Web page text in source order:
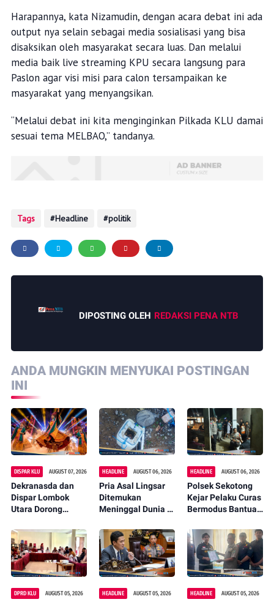
Harapannya, kata Nizamudin, dengan acara debat ini ada
output nya selain sebagai media sosialisasi yang bisa
disaksikan oleh masyarakat secara luas. Dan melalui
media baik live streaming KPU secara langsung para
Paslon agar visi misi para calon tersampaikan ke
masyarakat yang menyangsikan.
“Melalui debat ini kita menginginkan Pilkada KLU damai
sesuai tema MELBAO,” tandanya.
Tags Headline politik
DIPOSTING OLEH REDAKSI PENA NTB
ANDA MUNGKIN MENYUKAI POSTINGAN
INI
DISPAR KLU AUGUST 07, 2026
Dekranasda dan
Dispar Lombok
Utara Dorong
Lokal Lewat
Fashion Street
2026
HEADLINE AUGUST 06, 2026
Pria Asal Lingsar
Ditemukan
Meninggal Dunia di
Lembar Saat
Mencari Belut
HEADLINE AUGUST 06, 2026
Polsek Sekotong
Kejar Pelaku Curas
Bermodus Bantuan
Penculikan Anak
Dipastikan Hoaks
DPRD KLU AUGUST 05, 2026 HEADLINE AUGUST 05, 2026 HEADLINE AUGUST 05, 2026